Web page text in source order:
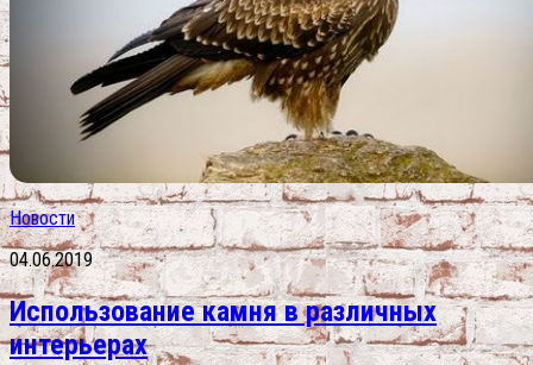
Новости
04.06.2019
Использование камня в различных
интерьерах